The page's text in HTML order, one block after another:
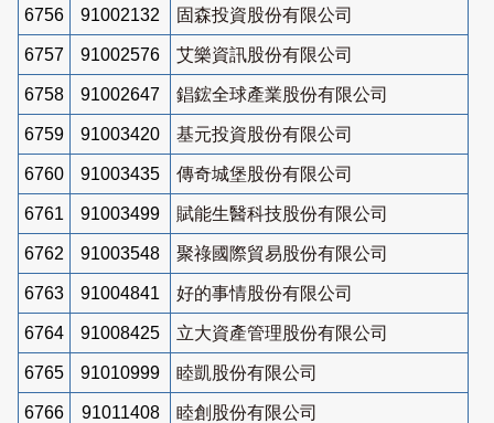
6756 91002132 固森投資股份有限公司
6757 91002576 艾樂資訊股份有限公司
6758 91002647 錩鋐全球產業股份有限公司
6759 91003420 基元投資股份有限公司
6760 91003435 傳奇城堡股份有限公司
6761 91003499 賦能生醫科技股份有限公司
6762 91003548 聚祿國際貿易股份有限公司
6763 91004841 好的事情股份有限公司
6764 91008425 立大資產管理股份有限公司
6765 91010999 睦凱股份有限公司
6766 91011408 睦創股份有限公司